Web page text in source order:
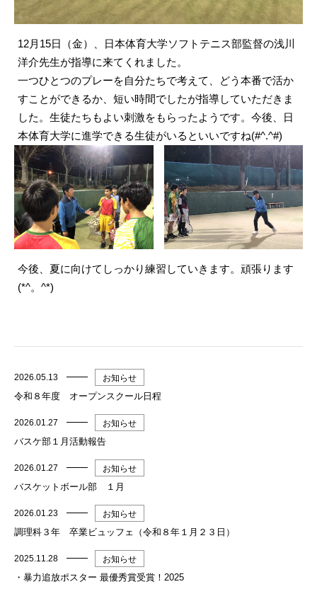
12月15日（金）、日本体育大学ソフトテニス部監督の浅川
洋介先生が指導に来てくれました。
一つひとつのプレーを自分たちで考えて、どう本番で活か
すことができるか、短い時間でしたが指導していただきま
した。生徒たちもよい刺激をもらったようです。今後、日
本体育大学に進学できる生徒がいるといいですね(#^.^#)
今後、夏に向けてしっかり練習していきます。頑張ります
(*^。^*)
2026.05.13 お知らせ
令和８年度 オープンスクール日程
2026.01.27 お知らせ
バスケ部１月活動報告
2026.01.27 お知らせ
バスケットボール部 １月
2026.01.23 お知らせ
調理科３年 卒業ビュッフェ（令和８年１月２３日）
2025.11.28 お知らせ
・暴力追放ポスター 最優秀賞受賞！2025